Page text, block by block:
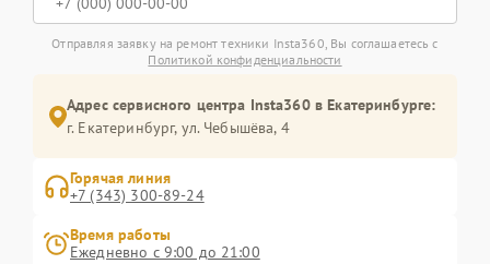
Отправляя заявку на ремонт техники Insta360, Вы соглашаетесь с
Политикой конфиденциальности
Адрес сервисного центра Insta360 в Екатеринбурге:
г. Екатеринбург, ул. Чебышёва, 4
Горячая линия
+7 (343) 300-89-24
Время работы
Ежедневно с 9:00 до 21:00